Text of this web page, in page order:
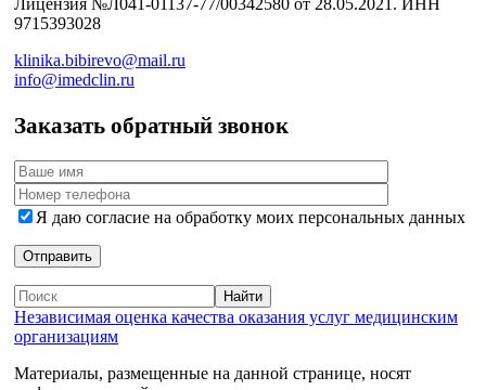
9715393028
klinika.bibirevo@mail.ru
info@imedclin.ru
Заказать обратный звонок
Я даю согласие на обработку моих персональных данных
Независимая оценка качества оказания услуг медицинским
организациям
Материалы, размещенные на данной странице, носят